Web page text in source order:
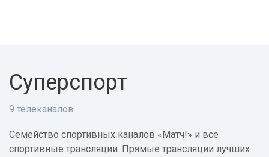
Суперспорт
9 телеканалов
Семейство спортивных каналов «Матч!» и все
спортивные трансляции. Прямые трансляции лучших